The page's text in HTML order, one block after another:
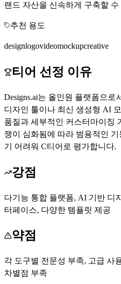
랜드 자산을 신속하게 구축할
추천 용도
designlogovideomockupcreative
티어 선정 이유
Designs.ai는 올인원 플랫폼으
디자인 툴이나 최신 생성형 AI
품질과 세부적인 커스터마이징
쟁이 심화됨에 따라 범용적인
기 어려워 C티어로 평가합니다.
강점
다기능 통합 플랫폼, AI 기반 디
터페이스, 다양한 템플릿 제공
약점
각 도구별 전문성 부족, 고급 사
차별점 부족